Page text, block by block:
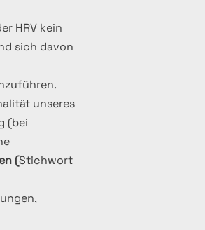
HRV kein
sich davon
unseres
(bei
(Stichwort